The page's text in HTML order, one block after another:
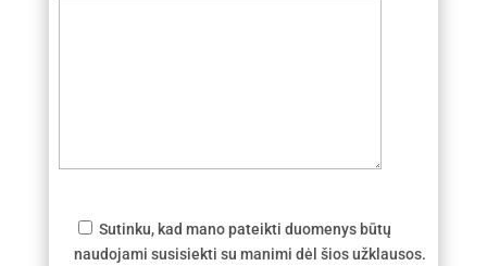
Sutinku, kad mano pateikti duomenys būtų
naudojami susisiekti su manimi dėl šios užklausos.